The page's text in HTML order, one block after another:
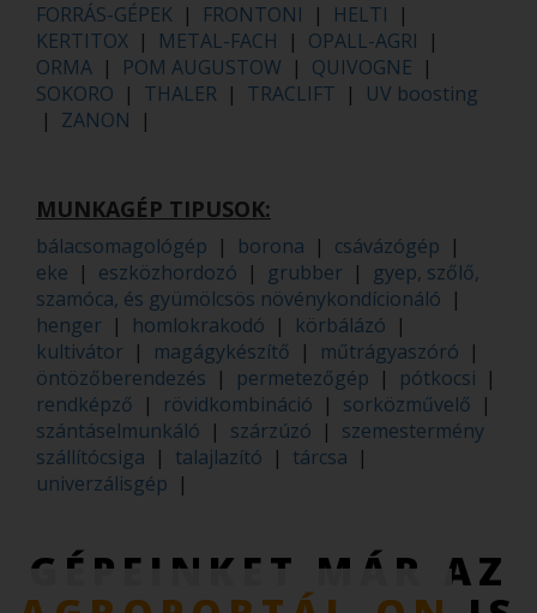
FORRÁS-GÉPEK | FRONTONI | HELTI |
KERTITOX | METAL-FACH | OPALL-AGRI |
ORMA | POM AUGUSTOW | QUIVOGNE |
SOKORO | THALER | TRACLIFT | UV boosting
| ZANON |
MUNKAGÉP TIPUSOK:
bálacsomagológép | borona | csávázógép |
eke | eszközhordozó | grubber | gyep, szőlő,
szamóca, és gyümölcsös növénykondícionáló |
henger | homlokrakodó | körbálázó |
kultivátor | magágykészítő | műtrágyaszóró |
öntözőberendezés | permetezőgép | pótkocsi |
rendképző | rövidkombináció | sorközművelő |
szántáselmunkáló | szárzúzó | szemestermény
szállítócsiga | talajlazító | tárcsa |
univerzálisgép |
GÉPEINKET MÁR AZ